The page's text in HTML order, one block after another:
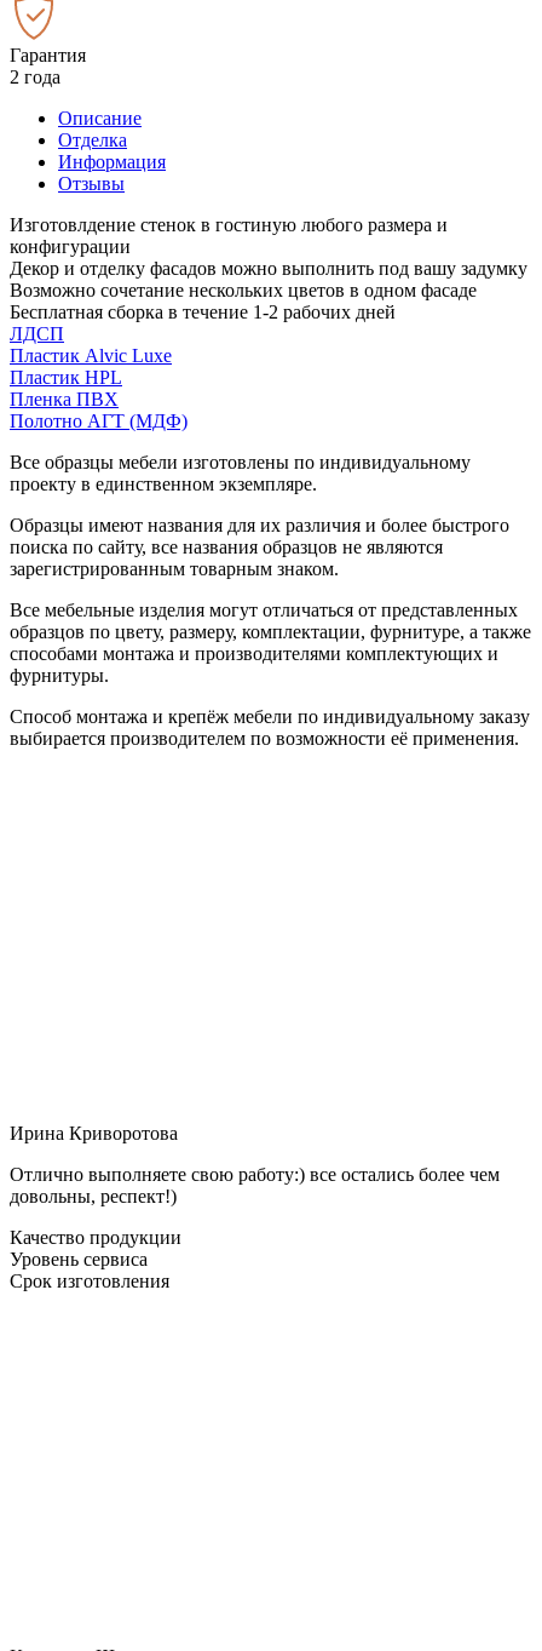
Гарантия
2 года
Описание
Отделка
Информация
Отзывы
Изготовлдение стенок в гостиную любого размера и
конфигурации
Декор и отделку фасадов можно выполнить под вашу задумку
Возможно сочетание нескольких цветов в одном фасаде
Бесплатная сборка в течение 1-2 рабочих дней
ЛДСП
Пластик Alvic Luxe
Пластик HPL
Пленка ПВХ
Полотно АГТ (МДФ)
Все образцы мебели изготовлены по индивидуальному
проекту в единственном экземпляре.
Образцы имеют названия для их различия и более быстрого
поиска по сайту, все названия образцов не являются
зарегистрированным товарным знаком.
Все мебельные изделия могут отличаться от представленных
образцов по цвету, размеру, комплектации, фурнитуре, а также
способами монтажа и производителями комплектующих и
фурнитуры.
Способ монтажа и крепёж мебели по индивидуальному заказу
выбирается производителем по возможности её применения.
Ирина Криворотова
Отлично выполняете свою работу:) все остались более чем
довольны, респект!)
Качество продукции
Уровень сервиса
Срок изготовления